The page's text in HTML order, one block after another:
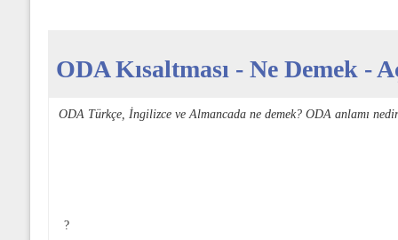
ODA Kısaltması - Ne Demek -
ODA Türkçe, İngilizce ve Almancada ne demek? ODA anlamı
?